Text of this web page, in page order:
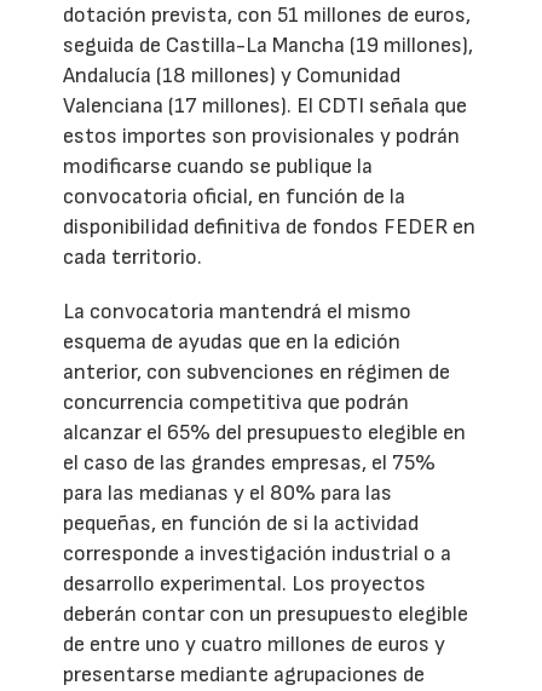
dotación prevista, con 51 millones de euros,
seguida de Castilla-La Mancha (19 millones),
Andalucía (18 millones) y Comunidad
Valenciana (17 millones). El CDTI señala que
estos importes son provisionales y podrán
modificarse cuando se publique la
convocatoria oficial, en función de la
disponibilidad definitiva de fondos FEDER en
cada territorio.
La convocatoria mantendrá el mismo
esquema de ayudas que en la edición
anterior, con subvenciones en régimen de
concurrencia competitiva que podrán
alcanzar el 65% del presupuesto elegible en
el caso de las grandes empresas, el 75%
para las medianas y el 80% para las
pequeñas, en función de si la actividad
corresponde a investigación industrial o a
desarrollo experimental. Los proyectos
deberán contar con un presupuesto elegible
de entre uno y cuatro millones de euros y
presentarse mediante agrupaciones de